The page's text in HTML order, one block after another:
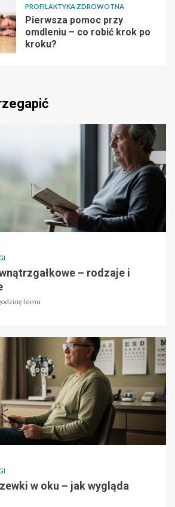
PROFILAKTYKA ZDROWOTNA
Pierwsza pomoc przy
omdleniu – co robić krok po
kroku?
– rodzaje i
temu
w oku – jak wygląda